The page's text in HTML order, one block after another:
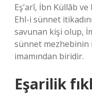
Eş’arî, İbn Küllâb
Ehl-i sünnet
savunan kişi olup,
sünnet mezhebinin
imamından biridir.
Eşarilik